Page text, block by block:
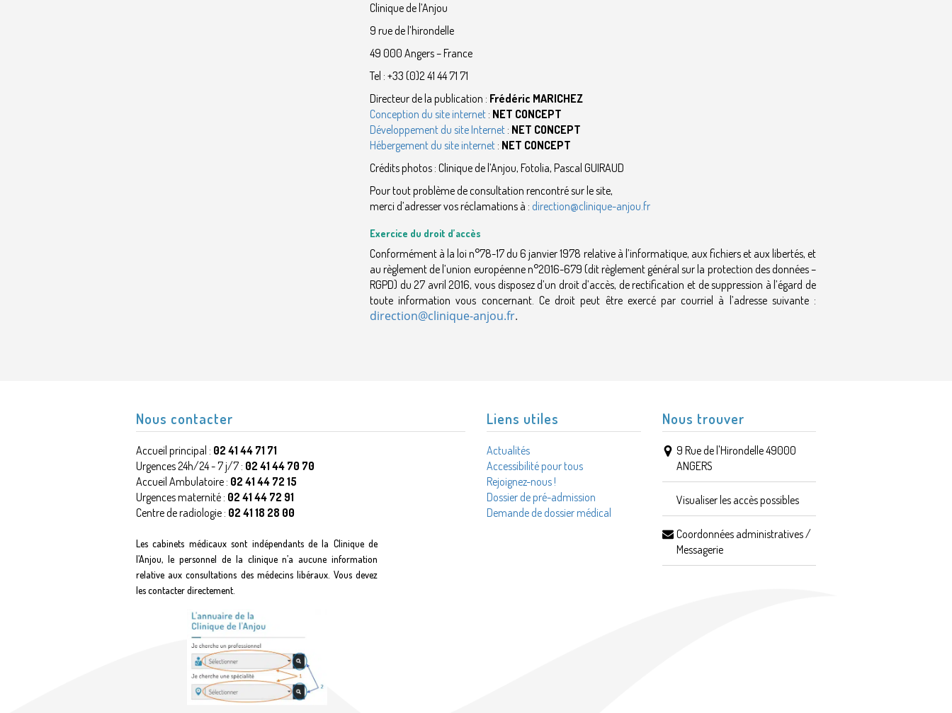
Clinique de l’Anjou
9 rue de l’hirondelle
49 000 Angers – France
Tel : +33 (0)2 41 44 71 71
Directeur de la publication : Frédéric MARICHEZ
Conception du site internet : NET CONCEPT
Développement du site Internet : NET CONCEPT
Hébergement du site internet : NET CONCEPT
Crédits photos : Clinique de l’Anjou, Fotolia, Pascal GUIRAUD
Pour tout problème de consultation rencontré sur le site,
merci d’adresser vos réclamations à : direction@clinique-anjou.fr
Exercice du droit d’accès
Conformément à la loi n°78-17 du 6 janvier 1978 relative à l’informatique, aux fichiers et aux libertés, et
au règlement de l’union européenne n°2016-679 (dit règlement général sur la protection des données –
RGPD) du 27 avril 2016, vous disposez d’un droit d’accès, de rectification et de suppression à l’égard de
toute information vous concernant. Ce droit peut être exercé par courriel à l’adresse suivante :
direction@clinique-anjou.fr.
Nous contacter
Accueil principal : 02 41 44 71 71
Urgences 24h/24 - 7 j/7 : 02 41 44 70 70
Accueil Ambulatoire : 02 41 44 72 15
Urgences maternité : 02 41 44 72 91
Centre de radiologie : 02 41 18 28 00
Les cabinets médicaux sont indépendants de la Clinique de
l’Anjou, le personnel de la clinique n’a aucune information
relative aux consultations des médecins libéraux. Vous devez
les contacter directement.
Liens utiles
Actualités
Accessibilité pour tous
Rejoignez-nous !
Dossier de pré-admission
Demande de dossier médical
Nous trouver
9 Rue de l'Hirondelle 49000
ANGERS
Visualiser les accès possibles
Coordonnées administratives /
Messagerie